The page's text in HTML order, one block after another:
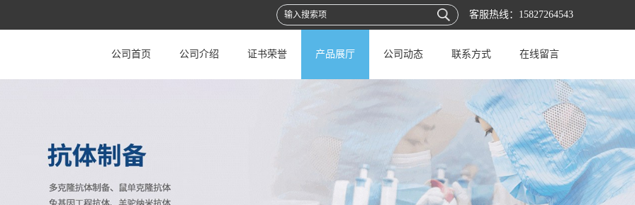
客服热线： 15827264543
公司首页 公司介绍 证书荣誉 产品展厅 公司动态 联系方式 在线留言